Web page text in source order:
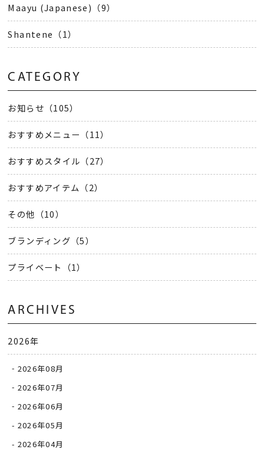
Maayu (Japanese)（9）
Shantene（1）
CATEGORY
お知らせ（105）
おすすめメニュー（11）
おすすめスタイル（27）
おすすめアイテム（2）
その他（10）
ブランディング（5）
プライベート（1）
ARCHIVES
2026年
2026年08月
2026年07月
2026年06月
2026年05月
2026年04月